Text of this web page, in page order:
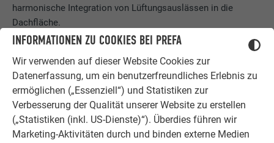
INFORMATIONEN ZU COOKIES BEI PREFA
Wir verwenden auf dieser Website Cookies zur
Datenerfassung, um ein benutzerfreundliches Erlebnis zu
ermöglichen („Essenziell“) und Statistiken zur
Verbesserung der Qualität unserer Website zu erstellen
(„Statistiken (inkl. US-Dienste)“). Überdies führen wir
Marketing-Aktivitäten durch und binden externe Medien
harmonische Integration von Lüftungsauslässen in die
Dachfläche.